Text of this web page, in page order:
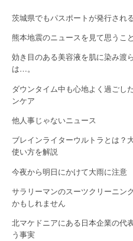
i
g
a
t
i
o
n
茨城県でもパスポートが発行され
熊本地震のニュースを見て思うこと
効き目のある美容液を肌に染み渡
は…。
ダウンタイム中も心地よく過ごし
ンケア
他人事じゃないニュース
ブレインライターウルトラとは？
使い方を解説
今夜から明日にかけて大雨に注意
サラリーマンのスーツクリーニン
かもしれません
北マケドニアにある日本企業の代
う事実